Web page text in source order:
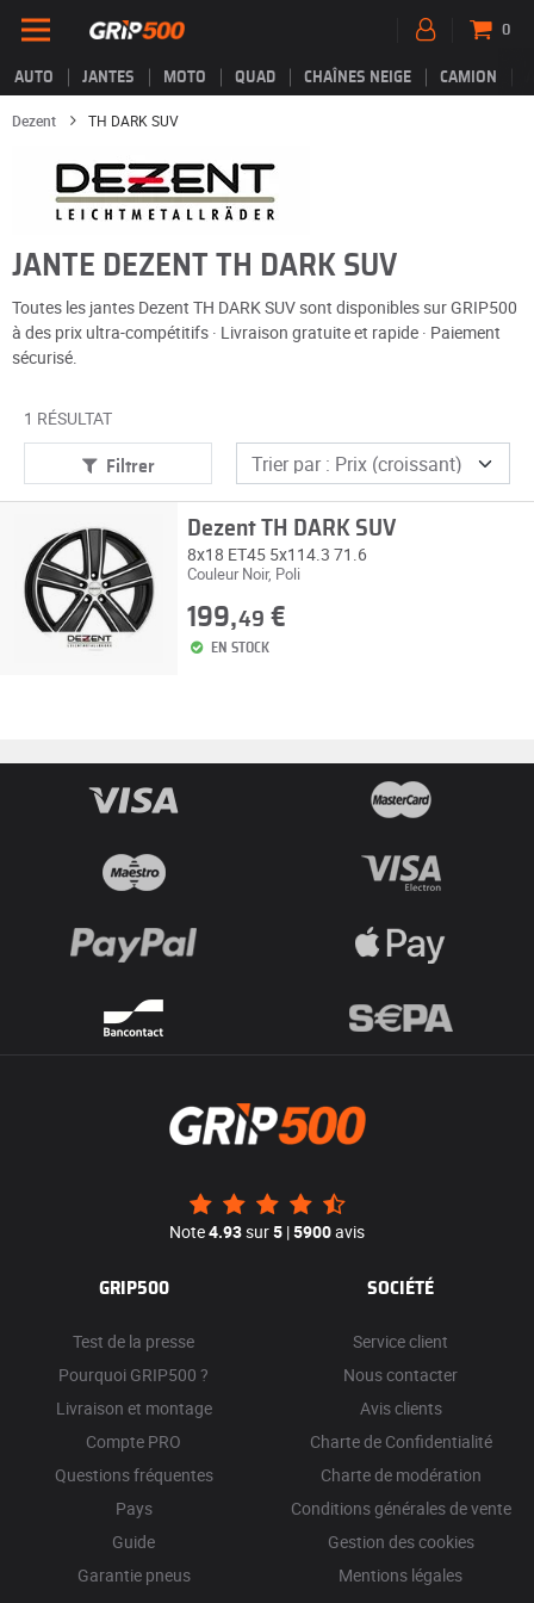
AUTO JANTES MOTO QUAD CHAÎNES NEIGE CAMION
0
Dezent TH DARK SUV
JANTE DEZENT TH DARK SUV
Toutes les jantes Dezent TH DARK SUV sont disponibles sur GRIP500
à des prix ultra-compétitifs · Livraison gratuite et rapide · Paiement
sécurisé.
1 RÉSULTAT
Filtrer
Dezent TH DARK SUV
8x18 ET45 5x114.3 71.6
Couleur Noir, Poli
199,49 €
EN STOCK
Note4.93sur5 |5900avis
GRIP500
Test de la presse
Pourquoi GRIP500 ?
Livraison et montage
Compte PRO
Questions fréquentes
Pays
Guide
Garantie pneus
SOCIÉTÉ
Service client
Nous contacter
Avis clients
Charte de Confidentialité
Charte de modération
Conditions générales de vente
Gestion des cookies
Mentions légales